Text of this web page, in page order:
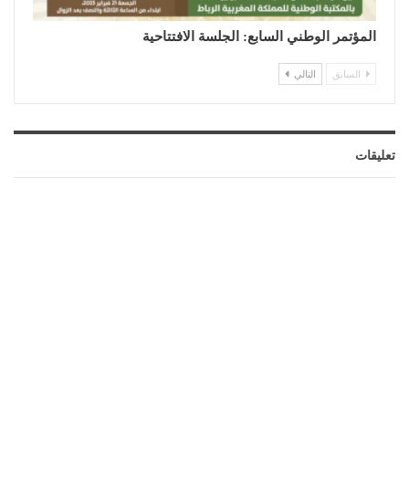
المؤتمر الوطني السابع: الجلسة الافتتاحية
السابق التالي
تعليقات